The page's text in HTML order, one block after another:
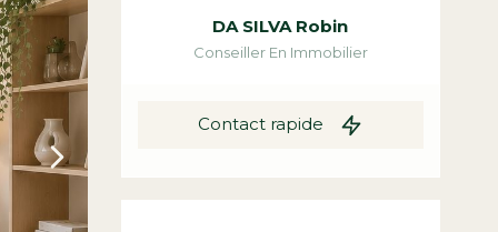
DA SILVA Robin
Conseiller En Immobilier
Contact rapide